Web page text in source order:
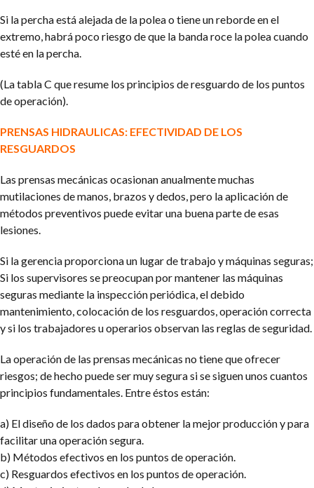
Si la percha está alejada de la polea o tiene un reborde en el
extremo, habrá poco riesgo de que la banda roce la polea cuando
esté en la percha.
(La tabla C que resume los principios de resguardo de los puntos
de operación).
PRENSAS HIDRAULICAS: EFECTIVIDAD DE LOS
RESGUARDOS
Las prensas mecánicas ocasionan anualmente muchas
mutilaciones de manos, brazos y dedos, pero la aplicación de
métodos preventivos puede evitar una buena parte de esas
lesiones.
Si la gerencia proporciona un lugar de trabajo y máquinas seguras;
Si los supervisores se preocupan por mantener las máquinas
seguras mediante la inspección periódica, el debido
mantenimiento, colocación de los resguardos, operación correcta
y si los trabajadores u operarios observan las reglas de seguridad.
La operación de las prensas mecánicas no tiene que ofrecer
riesgos; de hecho puede ser muy segura si se siguen unos cuantos
principios fundamentales. Entre éstos están:
a) El diseño de los dados para obtener la mejor producción y para
facilitar una operación segura.
b) Métodos efectivos en los puntos de operación.
c) Resguardos efectivos en los puntos de operación.